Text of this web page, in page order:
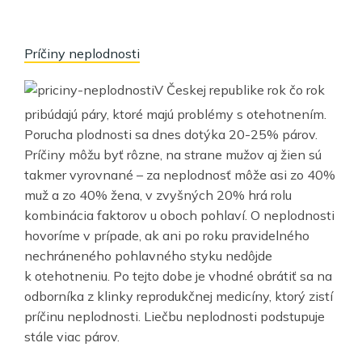
Príčiny neplodnosti
V Českej republike rok čo rok
pribúdajú páry, ktoré majú problémy s otehotnením.
Porucha plodnosti sa dnes dotýka 20-25% párov.
Príčiny môžu byť rôzne, na strane mužov aj žien sú
takmer vyrovnané – za neplodnosť môže asi zo 40%
muž a zo 40% žena, v zvyšných 20% hrá rolu
kombinácia faktorov u oboch pohlaví. O neplodnosti
hovoríme v prípade, ak ani po roku pravidelného
nechráneného pohlavného styku nedôjde
k otehotneniu. Po tejto dobe je vhodné obrátiť sa na
odborníka z klinky reprodukčnej medicíny, ktorý zistí
príčinu neplodnosti. Liečbu neplodnosti podstupuje
stále viac párov.